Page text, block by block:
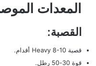
المعدات
القصبة:
قصبة Heavy 8-10 أقدام.
قوة 30-50 رطل.